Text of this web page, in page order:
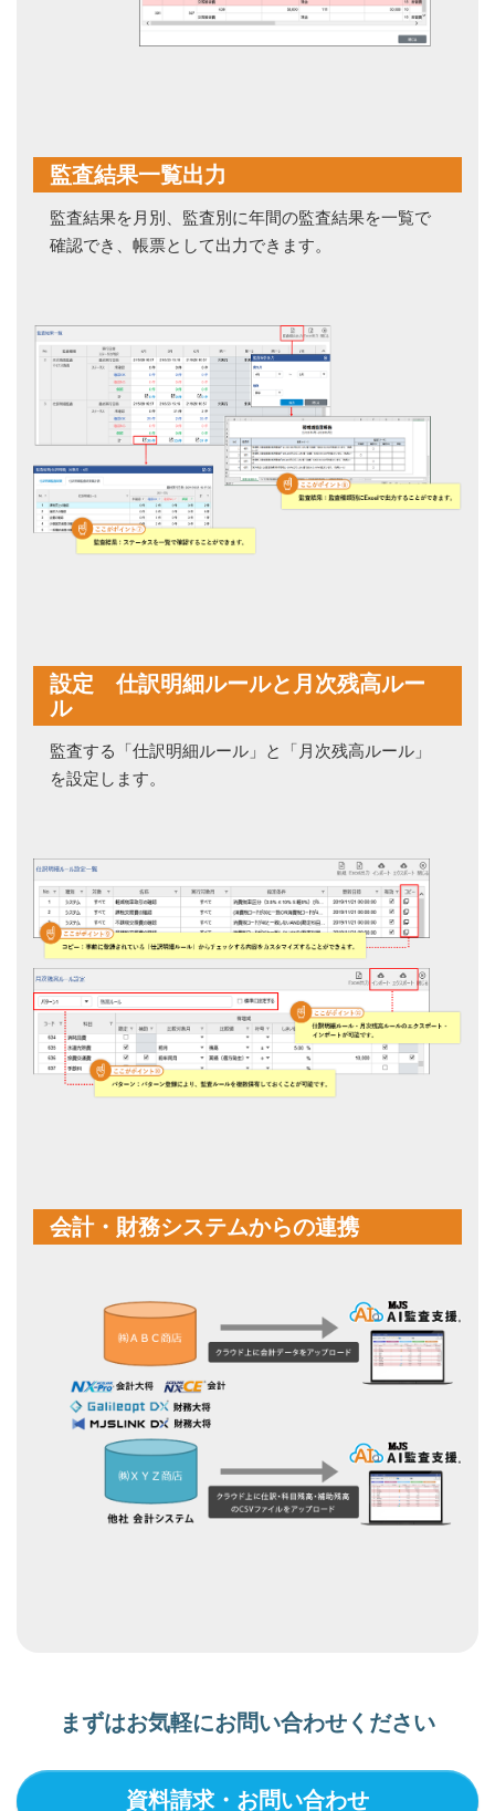
監査結果一覧出力
監査結果を月別、監査別に年間の監査結果を一覧で
確認でき、帳票として出力できます。
設定 仕訳明細ルールと月次残高ルー
ル
監査する「仕訳明細ルール」と「月次残高ルール」
を設定します。
会計・財務システムからの連携
まずはお気軽にお問い合わせください
資料請求・お問い合わせ